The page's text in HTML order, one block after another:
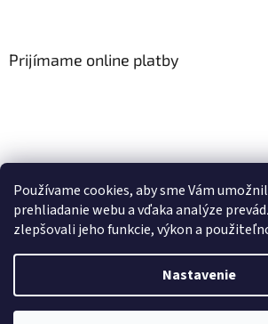
Používame cookies, aby sme Vám
prehliadanie webu a vďaka analýze
zlepšovali jeho funkcie, výkon a
Nastavenie
Prijímame online platby
Copyright 2026HomeSystem.sk. Všetky